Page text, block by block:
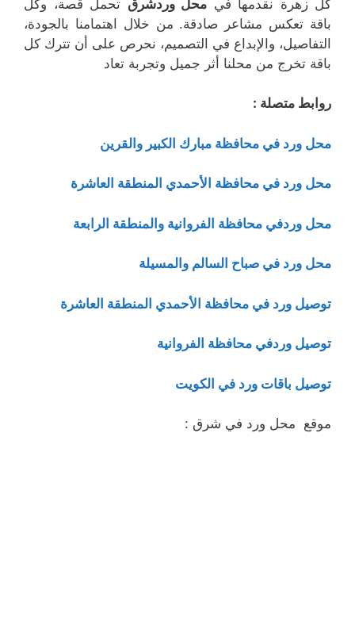
كل زهرة نقدمها في محل وردشرق تحمل قصة، وكل
باقة تعكس مشاعر صادقة. من خلال اهتمامنا بالجودة،
التفاصيل، والإبداع في التصميم، نحرص على أن تترك كل
باقة تخرج من محلنا أثر جميل وتجربة تعاد
روابط متصلة :
محل ورد في محافظة مبارك الكبير والقرين
محل ورد في محافظة الأحمدي المنطقة العاشرة
محل وردفي محافظة الفروانية والمنطقة الرابعة
محل ورد في صباح السالم والمسيلة
توصيل ورد في محافظة الأحمدي المنطقة العاشرة
توصيل وردفي محافظة الفروانية
توصيل باقات ورد في الكويت
موقع محل ورد في شرق :